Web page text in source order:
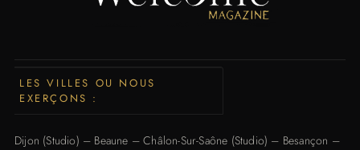
LES VILLES OU NOUS
EXERÇONS :
Dijon (Studio) – Beaune –Châlon-Sur-Saône (Studio) – Besançon –